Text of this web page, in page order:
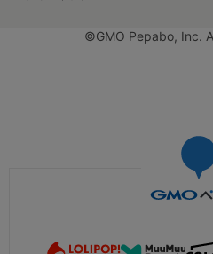
©GMO Pepabo, Inc.